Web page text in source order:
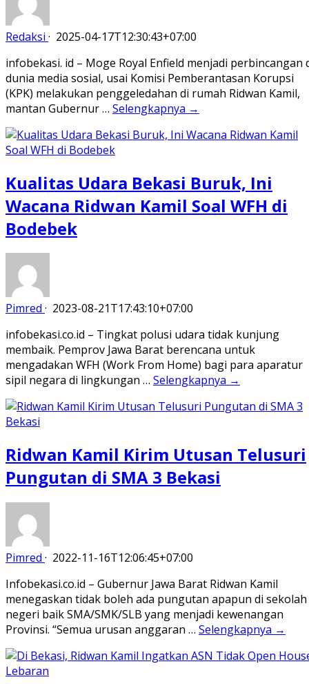
Redaksi · 2025-04-17T12:30:43+07:00
infobekasi. id – Moge Royal Enfield menjadi perbincangan
dunia media sosial, usai Komisi Pemberantasan Korupsi
(KPK) melakukan penggeledahan di rumah Ridwan Kamil,
mantan Gubernur … Selengkapnya →
Kualitas Udara Bekasi Buruk, Ini
Wacana Ridwan Kamil Soal WFH di
Bodebek
Pimred · 2023-08-21T17:43:10+07:00
infobekasi.co.id – Tingkat polusi udara tidak kunjung
membaik. Pemprov Jawa Barat berencana untuk
mengadakan WFH (Work From Home) bagi para aparatur
sipil negara di lingkungan … Selengkapnya →
Ridwan Kamil Kirim Utusan Telusuri
Pungutan di SMA 3 Bekasi
Pimred · 2022-11-16T12:06:45+07:00
Infobekasi.co.id – Gubernur Jawa Barat Ridwan Kamil
menegaskan tidak boleh ada pungutan apapun di sekolah
negeri baik SMA/SMK/SLB yang menjadi kewenangan
Provinsi. “Semua urusan anggaran … Selengkapnya →